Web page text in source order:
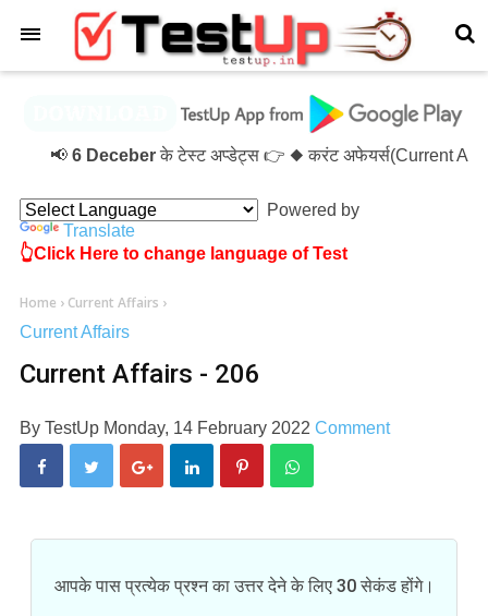
6 Deceberके टेस्ट अप्डेट्स 👉 ◆ करंट अफेयर्स(Current
Powered by
Translate
👆Click Here to change language of Test
Home › Current Affairs ›
Current Affairs
Current Affairs - 206
By TestUp Monday, 14 February 2022 Comment
आपके पास प्रत्येक प्रश्न का उत्तर देने के लिए 30 सेकंड होंगे।